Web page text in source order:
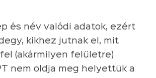
és név valódi adatok, ezért
kikhez jutnak el, mit
(akármilyen felületre)
nem oldja meg helyettük a